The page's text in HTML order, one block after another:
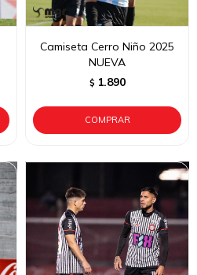
Camiseta Cerro Niño 2025
NUEVA
$ 1.890